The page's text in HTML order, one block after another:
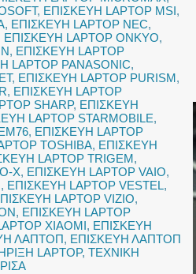
, ΕΠΙΣΚΕΥΗ LAPTOP MSI,
, ΕΠΙΣΚΕΥΗ LAPTOP NEC,
ΕΠΙΣΚΕΥΗ LAPTOP ONKYO,
, ΕΠΙΣΚΕΥΗ LAPTOP
LAPTOP PANASONIC,
, ΕΠΙΣΚΕΥΗ LAPTOP PURISM,
, ΕΠΙΣΚΕΥΗ LAPTOP
SHARP, ΕΠΙΣΚΕΥΗ
LAPTOP STARMOBILE,
, ΕΠΙΣΚΕΥΗ LAPTOP
TOSHIBA, ΕΠΙΣΚΕΥΗ
LAPTOP TRIGEM,
X, ΕΠΙΣΚΕΥΗ LAPTOP VAIO,
, ΕΠΙΣΚΕΥΗ LAPTOP VESTEL,
LAPTOP VIZIO,
, ΕΠΙΣΚΕΥΗ LAPTOP
XIAOMI, ΕΠΙΣΚΕΥΗ
ΛΑΠΤΟΠ, ΕΠΙΣΚΕΥΗ ΛΑΠΤΟΠ
LAPTOP,ΤΕΧΝΙΚΗ